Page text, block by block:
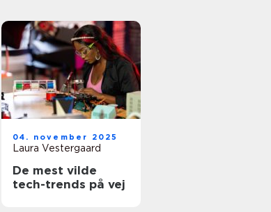
04. november 2025
Laura Vestergaard
De mest vilde
tech-trends på vej